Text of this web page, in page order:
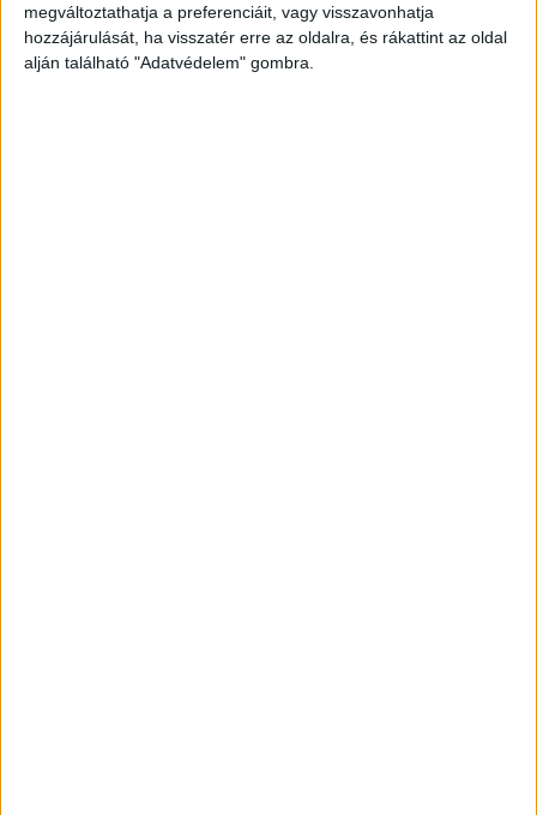
megváltoztathatja a preferenciáit, vagy visszavonhatja
hozzájárulását, ha visszatér erre az oldalra, és rákattint az oldal
alján található "Adatvédelem" gombra.
Árokba borult egy autó Szerencsnél
2020.11.07. 17:55 Árokba hajtott egy gépkocsi a